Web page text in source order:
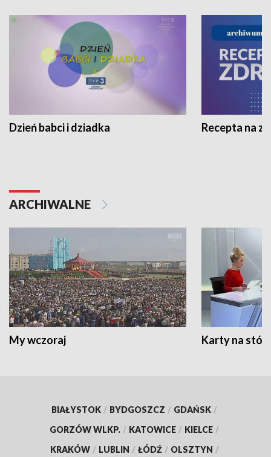
Dzień babci i dziadka Recepta na
ARCHIWALNE
My wczoraj Karty na
BIAŁYSTOK / BYDGOSZCZ / GDAŃSK /
GORZÓW WLKP. / KATOWICE / KIELCE /
KRAKÓW / LUBLIN / ŁÓDŹ / OLSZTYN /